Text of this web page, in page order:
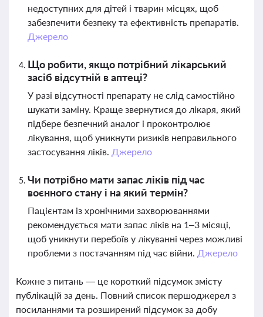
недоступних для дітей і тварин місцях, щоб
забезпечити безпеку та ефективність препаратів.
Джерело
Що робити, якщо потрібний лікарський
засіб відсутній в аптеці?
У разі відсутності препарату не слід самостійно
шукати заміну. Краще звернутися до лікаря, який
підбере безпечний аналог і проконтролює
лікування, щоб уникнути ризиків неправильного
застосування ліків. Джерело
Чи потрібно мати запас ліків під час
воєнного стану і на який термін?
Пацієнтам із хронічними захворюваннями
рекомендується мати запас ліків на 1–3 місяці,
щоб уникнути перебоїв у лікуванні через можливі
проблеми з постачанням під час війни. Джерело
Кожне з питань — це короткий підсумок змісту
публікацій за день. Повний список першоджерел з
посиланнями та розширений підсумок за добу